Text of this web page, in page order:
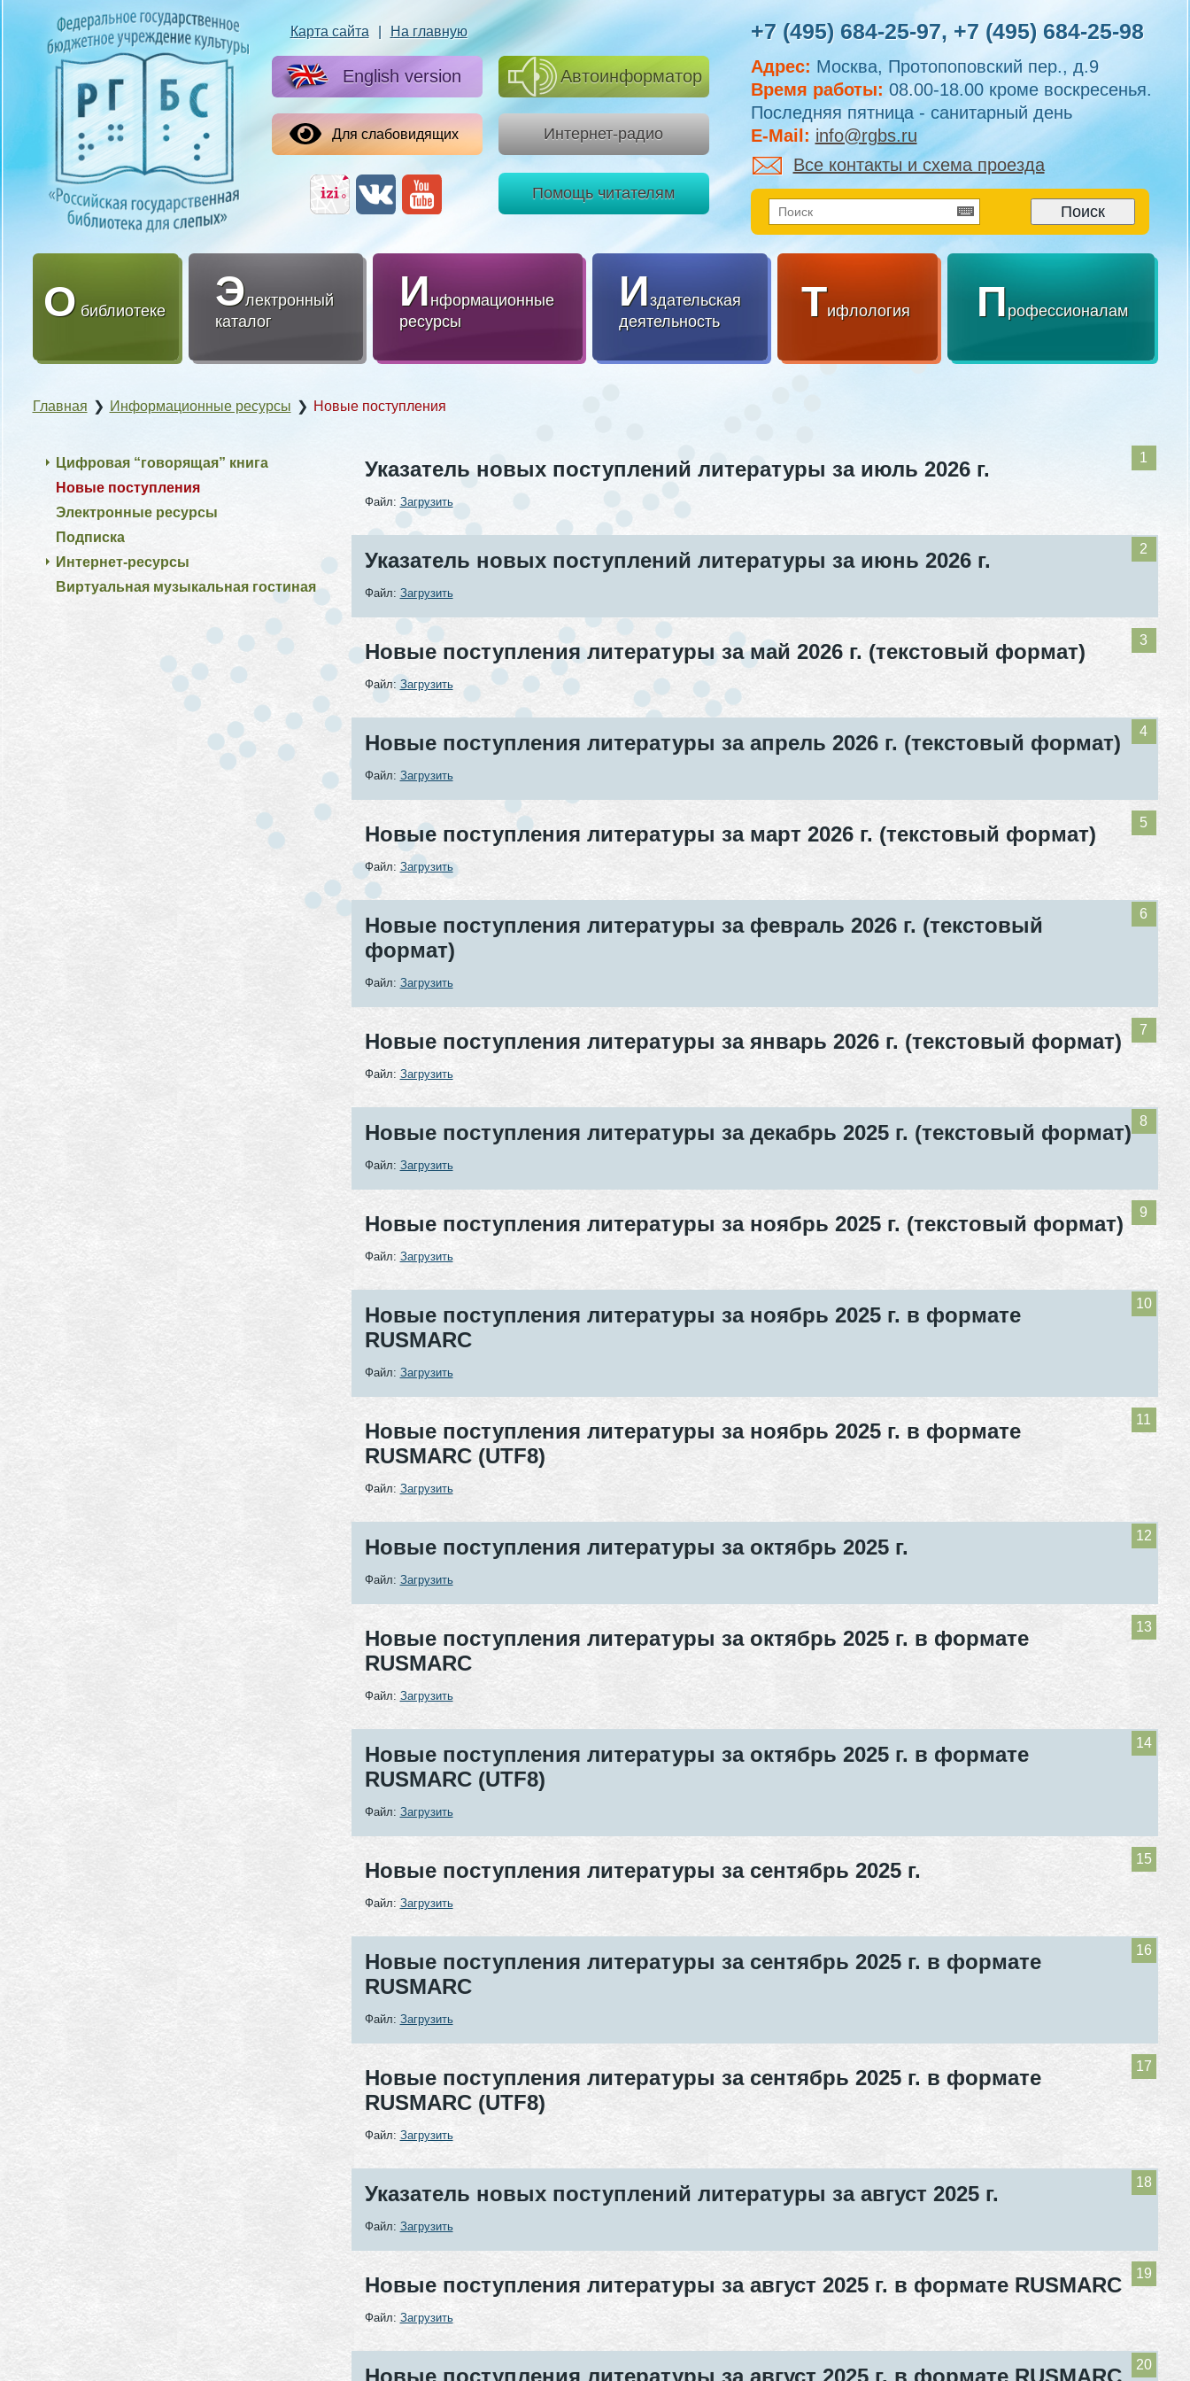
Карта сайта На главную
English version
Для слабовидящих
Автоинформатор
Интернет-радио
Помощь читателям
+7 (495) 684-25-97, +7 (495) 684-25-98
Адрес: Москва, Протопоповский пер., д.9
Время работы: 08.00-18.00 кроме воскресенья.
Последняя пятница - санитарный день
E-Mail: info@rgbs.ru
Все контакты и схема проезда
О библиотеке Электронный
каталог
Информационные
ресурсы
Издательская
деятельность
Тифлология Профессионалам
Главная ❯ Информационные ресурсы ❯ Новые поступления
Указатель новых поступлений литературы за июль 2026 г.
Файл: Загрузить
Указатель новых поступлений литературы за июнь 2026 г.
Файл: Загрузить
Новые поступления литературы за май 2026 г. (текстовый формат)
Файл: Загрузить
Новые поступления литературы за апрель 2026 г. (текстовый формат)
Файл: Загрузить
Новые поступления литературы за март 2026 г. (текстовый формат)
Файл: Загрузить
Новые поступления литературы за февраль 2026 г. (текстовый
формат)
Файл: Загрузить
Новые поступления литературы за январь 2026 г. (текстовый формат)
Файл: Загрузить
Новые поступления литературы за декабрь 2025 г. (текстовый формат)
Файл: Загрузить
Новые поступления литературы за ноябрь 2025 г. (текстовый формат)
Файл: Загрузить
Новые поступления литературы за ноябрь 2025 г. в формате
RUSMARC
Файл: Загрузить
Новые поступления литературы за ноябрь 2025 г. в формате
RUSMARC (UTF8)
Файл: Загрузить
Новые поступления литературы за октябрь 2025 г.
Файл: Загрузить
Новые поступления литературы за октябрь 2025 г. в формате
RUSMARC
Файл: Загрузить
Новые поступления литературы за октябрь 2025 г. в формате
RUSMARC (UTF8)
Файл: Загрузить
Новые поступления литературы за сентябрь 2025 г.
Файл: Загрузить
Новые поступления литературы за сентябрь 2025 г. в формате
RUSMARC
Файл: Загрузить
Новые поступления литературы за сентябрь 2025 г. в формате
RUSMARC (UTF8)
Файл: Загрузить
Указатель новых поступлений литературы за август 2025 г.
Файл: Загрузить
Новые поступления литературы за август 2025 г. в формате RUSMARC
Файл: Загрузить
Цифровая “говорящая” книга
Новые поступления
Электронные ресурсы
Подписка
Интернет-ресурсы
Виртуальная музыкальная гостиная